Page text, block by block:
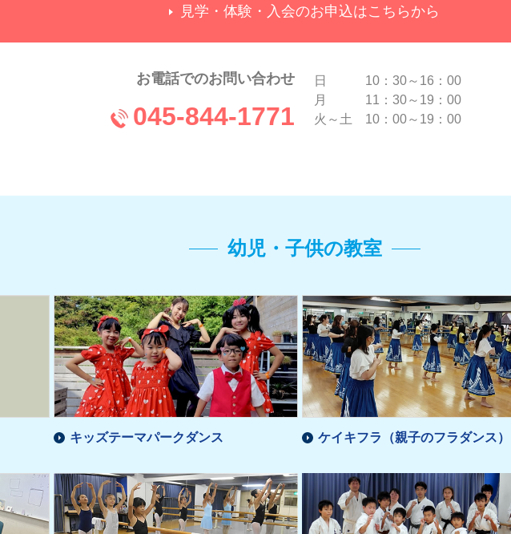
見学・体験・入会のお申込はこちらから
お電話でのお問い合わせ
045-844-1771
日 10：30～16：00
月 11：30～19：00
火～土 10：00～19：00
幼児・子供の教室
キッズテーマパークダンス ケイキフラ（親子のフラダンス）